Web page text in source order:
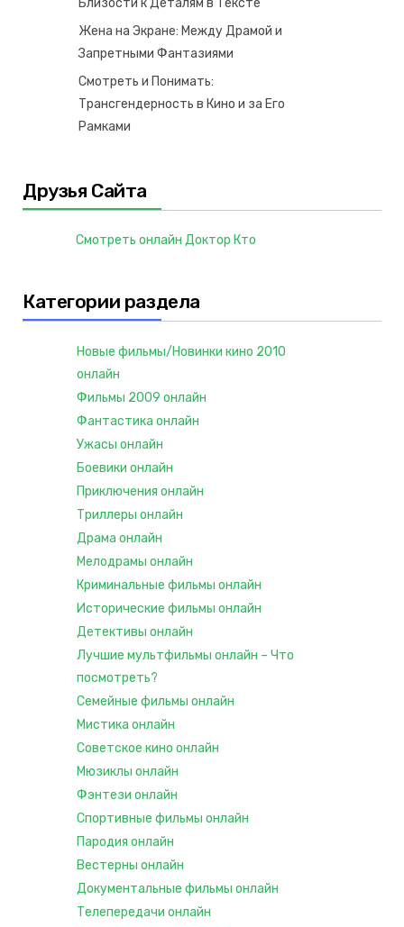
Близости к Деталям в Тексте
Жена на Экране: Между Драмой и
Запретными Фантазиями
Смотреть и Понимать:
Трансгендерность в Кино и за Его
Рамками
Друзья Сайта
Смотреть онлайн Доктор Кто
Категории раздела
Новые фильмы/Новинки кино 2010
онлайн
Фильмы 2009 онлайн
Фантастика онлайн
Ужасы онлайн
Боевики онлайн
Приключения онлайн
Триллеры онлайн
Драма онлайн
Мелодрамы онлайн
Криминальные фильмы онлайн
Исторические фильмы онлайн
Детективы онлайн
Лучшие мультфильмы онлайн – Что
посмотреть?
Семейные фильмы онлайн
Мистика онлайн
Советское кино онлайн
Мюзиклы онлайн
Фэнтези онлайн
Спортивные фильмы онлайн
Пародия онлайн
Вестерны онлайн
Документальные фильмы онлайн
Телепередачи онлайн